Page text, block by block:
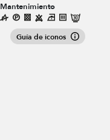
Mantenimiento
Guía de iconos